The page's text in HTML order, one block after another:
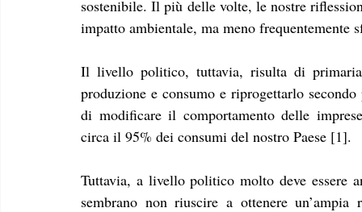
sostenibile. Il più delle volte, le nostre
impatto ambientale, ma meno
Il livello politico, tuttavia, risulta di
produzione e consumo e riprogettarlo
di modificare il comportamento delle
circa il 95% dei consumi del nostro Paese [1].
Tuttavia, a livello politico molto deve essere
sembrano non riuscire a ottenere un’ampia